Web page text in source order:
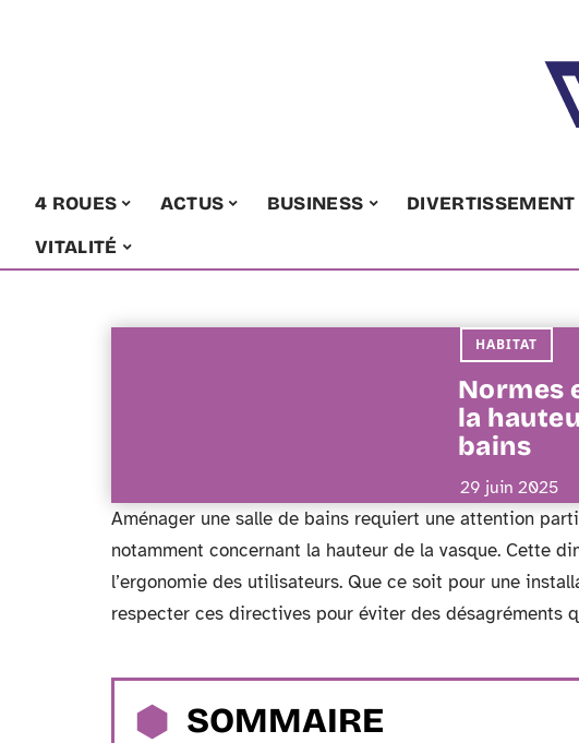
4 ROUES ACTUS BUSINESS DIVERTISSEMENT
VITALITÉ
HABITAT
Normes
la
bains
29 juin 2025
Aménager une salle de bains requiert une attention
notamment concernant la hauteur de la vasque. Cette
l’ergonomie des utilisateurs. Que ce soit pour une
respecter ces directives pour éviter des désagréments
SOMMAIRE